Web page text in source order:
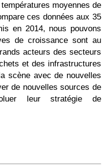
moyennes de
ces données aux 35
en 2014, nous pouvons
de croissance sont au
acteurs des secteurs
et des infrastructures
scène avec de nouvelles
de nouvelles sources de
leur stratégie de